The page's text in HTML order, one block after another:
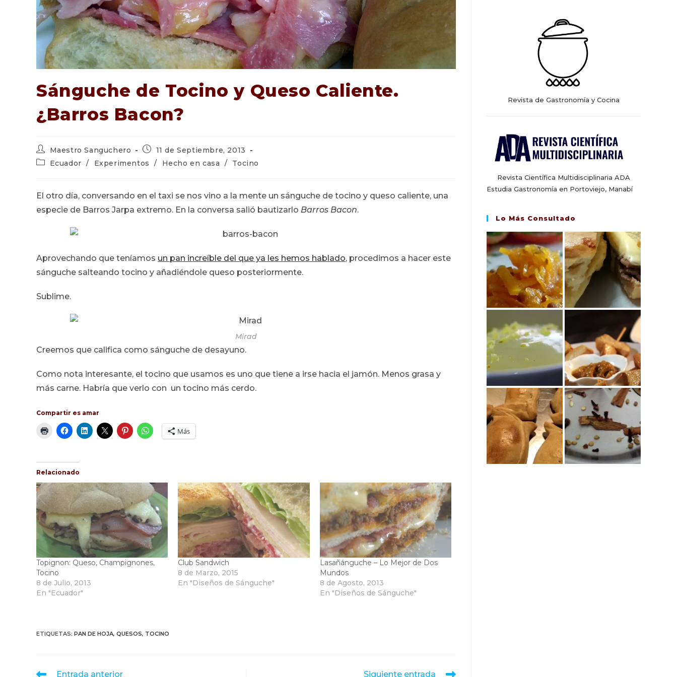
Sánguche de Tocino y Queso Caliente.
¿Barros Bacon?
Autor
de
la
Maestro Sanguchero
Publicación
la
11 de Septiembre, 2013
Categoría
entrada:
Ecuador / Experimentos / Hecho en casa / Tocino
El otro día, conversando en el taxi se nos vino a la mente un sánguche de tocino y queso caliente, una
especie de Barros Jarpa extremo. En la conversa salió bautizarlo Barros Bacon.
Aprovechando que teníamos un pan increíble del que ya les hemos hablado, procedimos a hacer este
sánguche salteando tocino y añadiéndole queso posteriormente.
Sublime.
Mirad
Creemos que califica como sánguche de desayuno.
Como nota interesante, el tocino que usamos es uno que tiene a irse hacia el jamón. Menos grasa y
más carne. Habría que verlo con un tocino más cerdo.
Compartir es amar
Más
Relacionado
Topignon: Queso, Champignones,
Tocino
8 de Julio, 2013
En "Ecuador"
Club Sandwich
8 de Marzo, 2015
En "Diseños de Sánguche"
Lasañánguche – Lo Mejor de Dos
Mundos
8 de Agosto, 2013
En "Diseños de Sánguche"
ETIQUETAS: PAN DE HOJA, QUESOS, TOCINO
Leer Entrada anterior Siguiente entrada
Revista de Gastronomía y Cocina
Revista Científica Multidisciplinaria ADA
Estudia Gastronomía en Portoviejo, Manabí
Lo Más Consultado